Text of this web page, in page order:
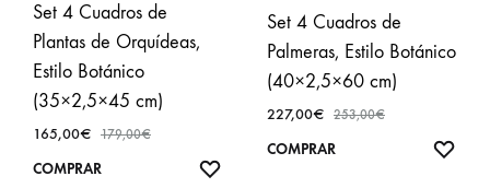
Set 4 Cuadros de
Plantas de Orquídeas,
Estilo Botánico
(35×2,5×45 cm)
165,00€ 179,00€
COMPRAR
Set 4 Cuadros de
Palmeras, Estilo Botánico
(40×2,5×60 cm)
227,00€ 253,00€
COMPRAR